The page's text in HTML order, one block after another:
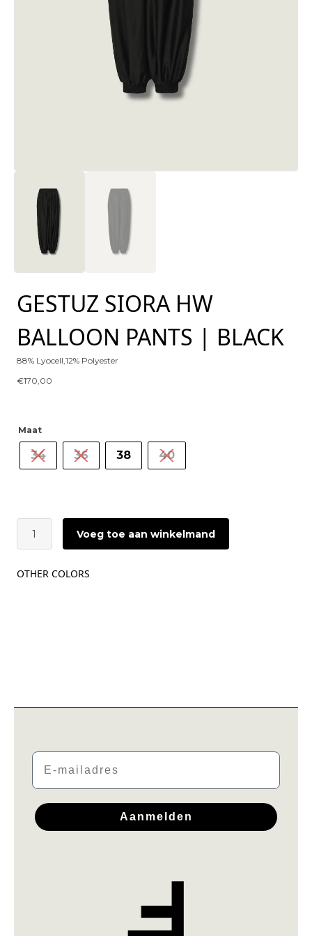
GESTUZ SIORA HW
BALLOON PANTS | BLACK
88% Lyocell,12% Polyester
€170,00
Maat
34 36 38 40
Siora
HW
Pants
Voeg toe aan winkelmand
OTHER COLORS
Email
Aanmelden